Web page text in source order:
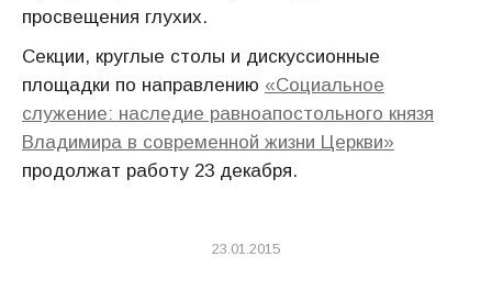
просвещения глухих.
Секции, круглые столы и дискуссионные
площадки по направлению «Социальное
служение: наследие равноапостольного князя
Владимира в современной жизни Церкви»
продолжат работу 23 декабря.
23.01.2015